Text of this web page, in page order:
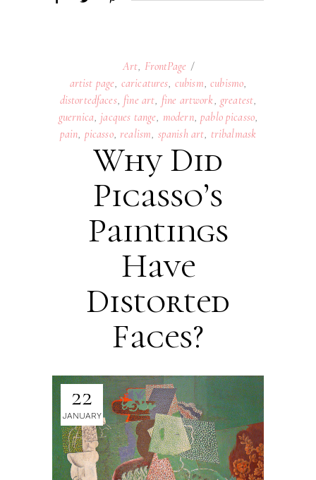
Art, FrontPage
artist page, caricatures, cubism,cubismo,
distortedfaces, fine art, fine artwork, greatest,
guernica, jacques tange, modern,pablo picasso,
pain, picasso, realism, spanish art, tribalmask
Why Did
Picasso’s
Paintings
Have
Distorted
Faces?
22
JANUARY